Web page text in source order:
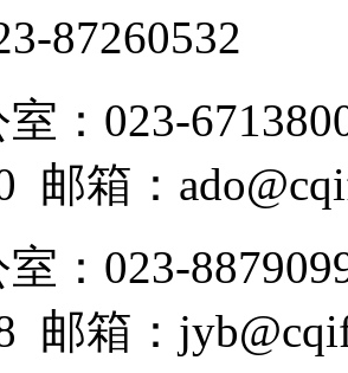
87260532
：023-
邮箱：
：023-
邮箱：